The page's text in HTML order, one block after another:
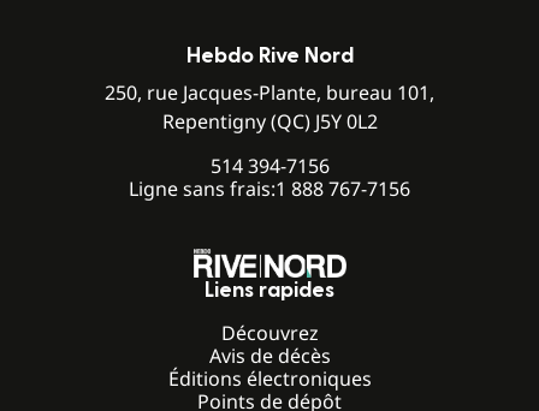
Hebdo Rive Nord
250, rue Jacques-Plante, bureau 101,
Repentigny (QC) J5Y 0L2
514 394-7156
Ligne sans frais:1 888 767-7156
Liens rapides
Découvrez
Avis de décès
Éditions électroniques
Points de dépôt